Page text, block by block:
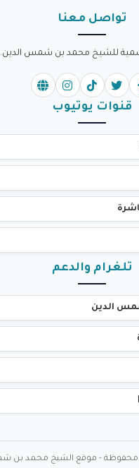
تواصل معنا
للشيخ محمد بن شمس الدين.
قنوات يوتيوب
تلغرام والدعم
الدين